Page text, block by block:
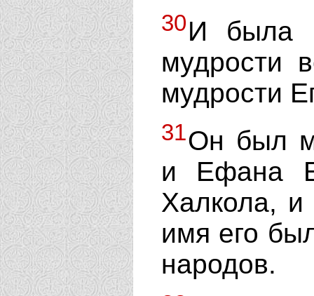
30И была
мудрости
мудрости
31Он был
и Ефана
Халкола,
имя его
народов.